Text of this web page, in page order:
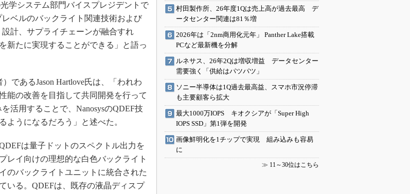
学システム部門バイスプレジデントで
レベルのバックライト関連技術および
計、サプライチェーンが融合すれ
新たに実現することができる」と語っ
であるJason Hartlove氏は、「われわ
能の改善を目指して共同開発を行って
活用することで、NanosysのQDEF技
ようになるだろう」と述べた。
は量子ドットのスペクトル出力を
レイ向けの理想的な白色バックライト
のバックライトユニットに統合された
いる。QDEFは、既存の液晶ディスプ
村田製作所、26年度1Qは売上高が過去最高 デ
ータセンター関連は81％増
2026年は「2nm商用化元年」 Panther Lake搭載
PCなど最新機を分解
ルネサス、26年2Qは増収増益 データセンター
需要強く「供給はパツパツ」
ソニー半導体は1Q過去最高益、スマホ市況停滞
も主要顧客ら拡大
最大1000万IOPS キオクシアが「Super High
IOPS SSD」第1弾を開発
画像鮮明化を1チップで実現 組み込みも容易
に
≫ 11～30位はこちら